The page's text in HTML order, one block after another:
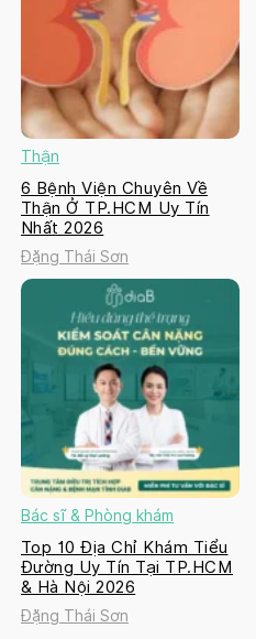
Thận
6 Bệnh Viện Chuyên Về
Thận Ở TP.HCM Uy Tín
Nhất 2026
Đặng Thái Sơn
Bác sĩ & Phòng khám
Top 10 Địa Chỉ Khám Tiểu
Đường Uy Tín Tại TP.HCM
& Hà Nội 2026
Đặng Thái Sơn